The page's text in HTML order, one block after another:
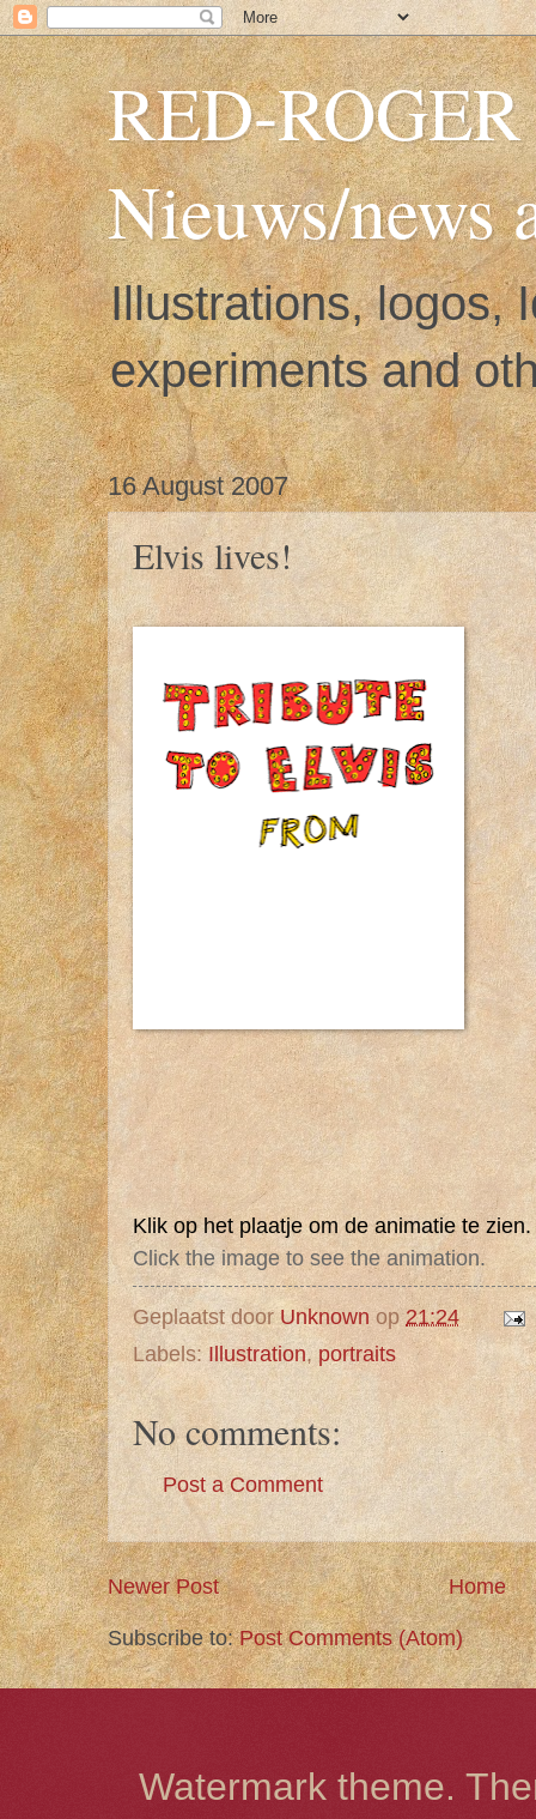
RED-
Nieuws/news
Illustrations, logos,
experiments and
16 August 2007
Elvis lives!
Klik op het plaatje om de animatie te zien.
Click the image to see the animation.
Geplaatst doorUnknown op21:24
Labels:Illustration,portraits
No comments:
Post a Comment
Newer Post Home
Subscribe to:Post Comments (Atom)
Watermark theme.